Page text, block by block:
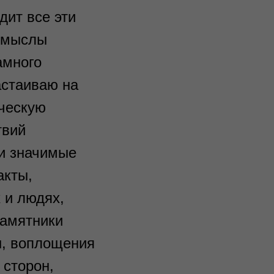
все эти
на
значимые
и людях,
воплощения